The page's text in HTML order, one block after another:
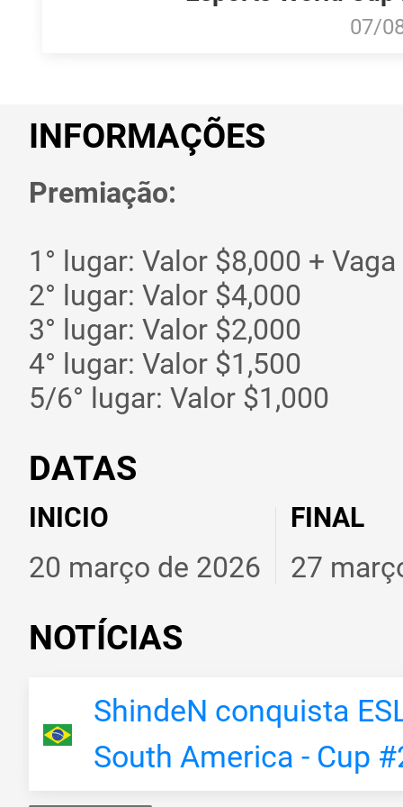
07/
INFORMAÇÕES
Premiação:
1° lugar: Valor $8,000 +
2° lugar: Valor $4,000
3° lugar: Valor $2,000
4° lugar: Valor $1,500
5/6° lugar: Valor $1,000
DATAS
INICIO
20 março de 2026
FINAL
27
NOTÍCIAS
ShindeN conquista
South America - Cup